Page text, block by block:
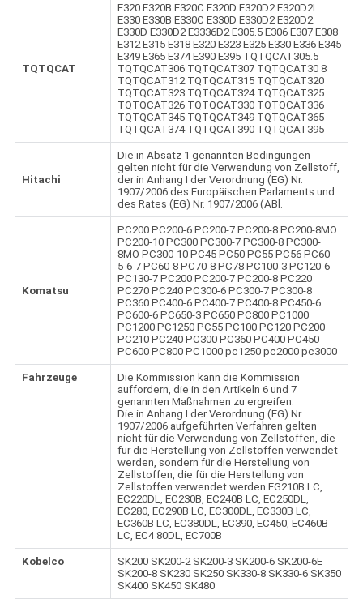
TQTQCAT
E320 E320B E320C E320D E320D2 E320D2L
E330 E330B E330C E330D E330D2 E320D2
E330D E330D2 E3336D2 E305.5 E306 E307 E308
E312 E315 E318 E320 E323 E325 E330 E336 E345
E349 E365 E374 E390 E395 TQTQCAT305.5
TQTQCAT306 TQTQCAT307 TQTQCAT30 8
TQTQCAT312 TQTQCAT315 TQTQCAT320
TQTQCAT323 TQTQCAT324 TQTQCAT325
TQTQCAT326 TQTQCAT330 TQTQCAT336
TQTQCAT345 TQTQCAT349 TQTQCAT365
TQTQCAT374 TQTQCAT390 TQTQCAT395
Hitachi
Die in Absatz 1 genannten Bedingungen
gelten nicht für die Verwendung von Zellstoff,
der in Anhang I der Verordnung (EG) Nr.
1907/2006 des Europäischen Parlaments und
des Rates (EG) Nr. 1907/2006 (ABl.
Komatsu
PC200 PC200-6 PC200-7 PC200-8 PC200-8MO
PC200-10 PC300 PC300-7 PC300-8 PC300-
8MO PC300-10 PC45 PC50 PC55 PC56 PC60-
5-6-7 PC60-8 PC70-8 PC78 PC100-3 PC120-6
PC130-7 PC200 PC200-7 PC200-8 PC220
PC270 PC240 PC300-6 PC300-7 PC300-8
PC360 PC400-6 PC400-7 PC400-8 PC450-6
PC600-6 PC650-3 PC650 PC800 PC1000
PC1200 PC1250 PC55 PC100 PC120 PC200
PC210 PC240 PC300 PC360 PC400 PC450
PC600 PC800 PC1000 pc1250 pc2000 pc3000
Fahrzeuge
Die Kommission kann die Kommission
auffordern, die in den Artikeln 6 und 7
genannten Maßnahmen zu ergreifen.
Die in Anhang I der Verordnung (EG) Nr.
1907/2006 aufgeführten Verfahren gelten
nicht für die Verwendung von Zellstoffen, die
für die Herstellung von Zellstoffen verwendet
werden, sondern für die Herstellung von
Zellstoffen, die für die Herstellung von
Zellstoffen verwendet werden.EG210B LC,
EC220DL, EC230B, EC240B LC, EC250DL,
EC280, EC290B LC, EC300DL, EC330B LC,
EC360B LC, EC380DL, EC390, EC450, EC460B
LC, EC4 80DL, EC700B
Kobelco
SK200 SK200-2 SK200-3 SK200-6 SK200-6E
SK200-8 SK230 SK250 SK330-8 SK330-6 SK350
SK400 SK450 SK480